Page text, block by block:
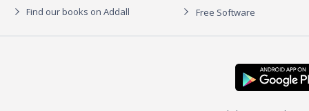
Find our books on Addall
Free Software